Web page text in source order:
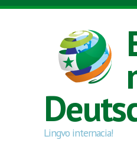
Direkt zum Inhalt
Lingvo internacia!